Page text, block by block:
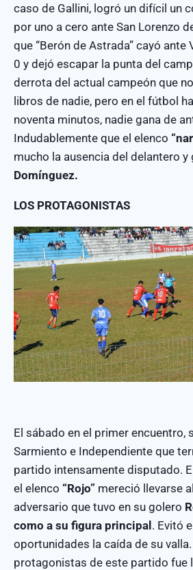
caso de Gallini, logró un difícil un
por uno a cero ante San Lorenzo
que “Berón de Astrada” cayó ante
0 y dejó escapar la punta del
derrota del actual campeón que
libros de nadie, pero en el fútbol
noventa minutos, nadie gana de
Indudablemente que el elenco
mucho la ausencia del delantero y
Domínguez.
LOS PROTAGONISTAS
El sábado en el primer encuentro,
Sarmiento e Independiente que
partido intensamente disputado.
el elenco “Rojo” mereció llevarse
adversario que tuvo en su golero
como a su figura principal. Evitó
oportunidades la caída de su
protagonistas de este partido fue